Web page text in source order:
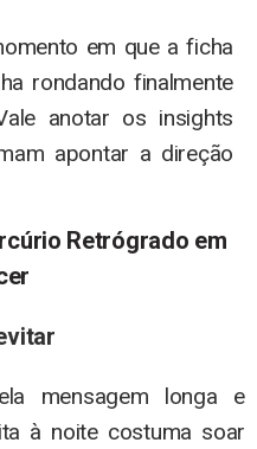
em que a ficha
rondando finalmente
anotar os insights
apontar a direção
Retrógrado em
mensagem longa e
à noite costuma soar